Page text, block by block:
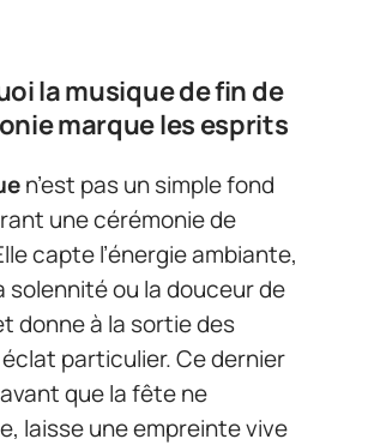
la musique de fin de
marque les esprits
n’est pas un simple fond
une cérémonie de
capte l’énergie ambiante,
solennité ou la douceur de
donne à la sortie des
particulier. Ce dernier
que la fête ne
laisse une empreinte vive